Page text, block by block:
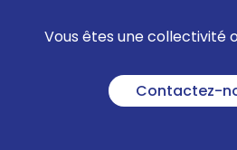
Vous êtes une collectivité
Contactez-